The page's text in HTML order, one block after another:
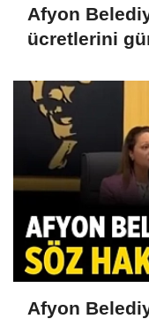
Afyon
ücretlerini
Afyon